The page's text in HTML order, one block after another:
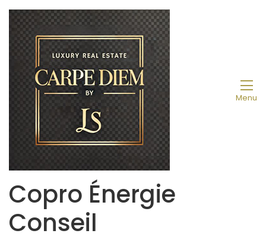
Menu
Copro Énergie
Conseil